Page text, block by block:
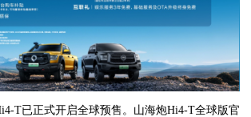
T已正式开启全球预售。山海炮Hi4-T全球版官